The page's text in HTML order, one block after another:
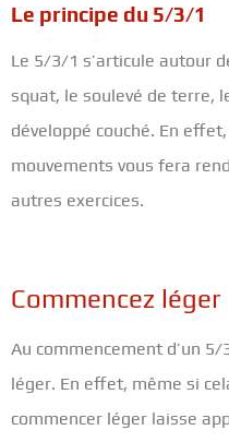
Le principe du 5/3/1
Le 5/3/1 s’articule autour
squat, le soulevé de terre,
développé couché. En
mouvements vous fera
autres exercices.
Commencez léger
Au commencement d’un
léger. En effet, même si
commencer léger laisse